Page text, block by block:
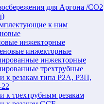
для Аргона /СО2
к ним
инжекторные
инжекторные
инжекторные
трехтрубные
к резакам типа Р2А, Р3П,
к трехтрубным резакам